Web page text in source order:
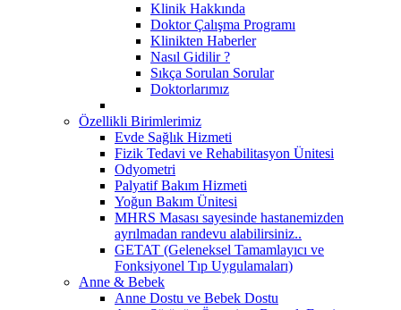
Klinik Hakkında
Doktor Çalışma Programı
Klinikten Haberler
Nasıl Gidilir ?
Sıkça Sorulan Sorular
Doktorlarımız
Özellikli Birimlerimiz
Evde Sağlık Hizmeti
Fizik Tedavi ve Rehabilitasyon Ünitesi
Odyometri
Palyatif Bakım Hizmeti
Yoğun Bakım Ünitesi
MHRS Masası sayesinde hastanemizden
ayrılmadan randevu alabilirsiniz..
GETAT (Geleneksel Tamamlayıcı ve
Fonksiyonel Tıp Uygulamaları)
Anne & Bebek
Anne Dostu ve Bebek Dostu